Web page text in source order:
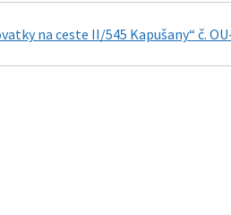
na ceste II/545 Kapušany“ č.